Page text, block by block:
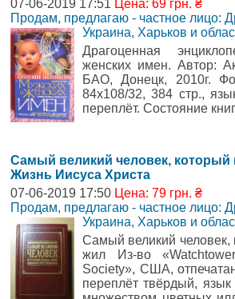
07-06-2019 17:51 Цена: 69 грн. ₴
Продам, предлагаю - частное лицо:
Украина, Харьков и
Драгоценная
женских имен. Автор:
БАО, Донецк, 2010г.
84х108/32, 384 стр.,
переплёт. Состояние
Самый великий человек, который
Жизнь Иисуса Христа
07-06-2019 17:50 Цена: 79 грн. ₴
Продам, предлагаю - частное лицо:
Украина, Харьков и
Самый великий человек,
жил Из-во
Society», США,
переплёт твёрдый, язык